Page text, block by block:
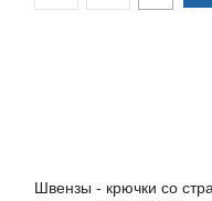
Швензы - крючки со